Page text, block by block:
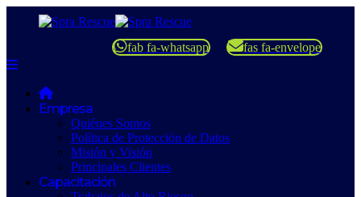
fab fa-whatsapp fas fa-envelope
Empresa
Quiénes Somos
Política de Protección de Datos
Misión y Visión
Principales Clientes
Capacitación